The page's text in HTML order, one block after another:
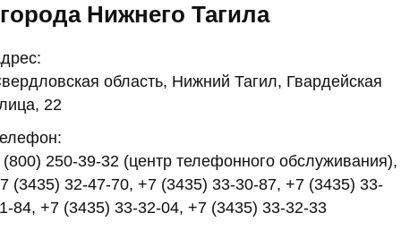
города Нижнего Тагила
область, Нижний Тагил, Гвардейская
22
(800) 250-39-32 (центр телефонного обслуживания),
(3435) 32-47-70, +7 (3435) 33-30-87, +7 (3435) 33-
84, +7 (3435) 33-32-04, +7 (3435) 33-32-33